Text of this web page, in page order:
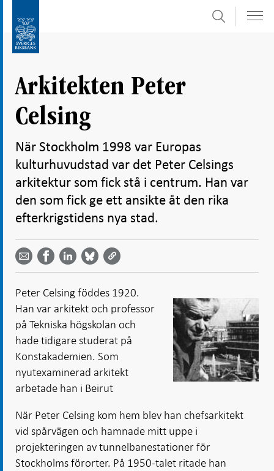
direkt
undersidor
Sök
Arkitekten Peter
Celsing
När Stockholm 1998 var Europas
kulturhuvudstad var det Peter Celsings
arkitektur som fick stå i centrum. Han var
den som fick ge ett ansikte åt den rika
efterkrigstidens nya stad.
Dela
email -
Öppnas
i ny flik
Dela på
Facebook
- Öppnas
Dela på
LinkedIn
-
Öppnas
i ny flik
på
Bluesky
-
i ny flik
på
Twitter
-
i ny flik
Peter Celsing föddes 1920.
Han var arkitekt och professor
på Tekniska högskolan och
hade tidigare studerat på
Konstakademien. Som
nyutexaminerad arkitekt
arbetade han i Beirut
När Peter Celsing kom hem blev han chefsarkitekt
vid spårvägen och hamnade mitt uppe i
projekteringen av tunnelbanestationer för
Stockholms förorter. På 1950-talet ritade han